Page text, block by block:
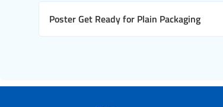
Poster Get Ready for Plain Packaging